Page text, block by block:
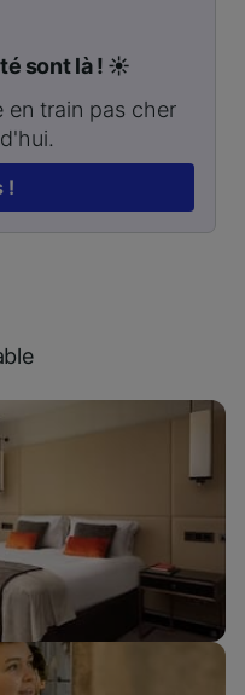
sont là ! ☀️
en train pas cher
!